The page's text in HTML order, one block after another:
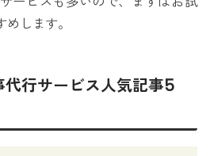
します。
行サービス人気記事5